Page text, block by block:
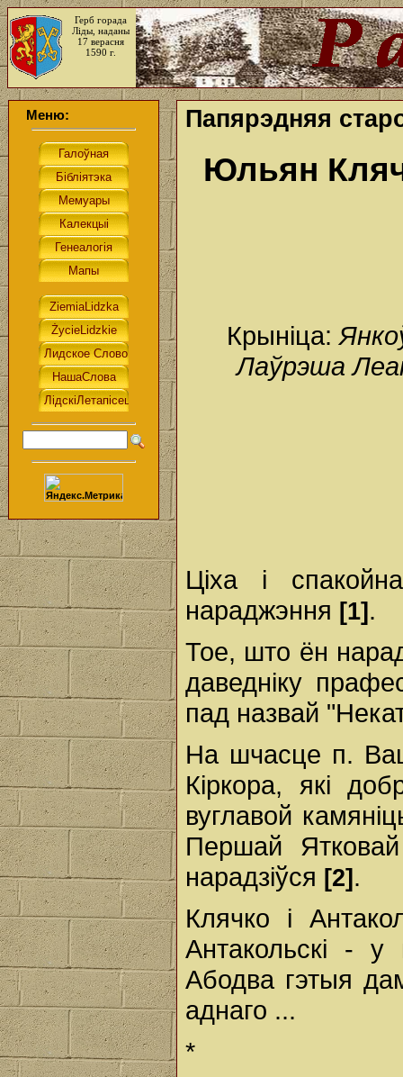
Герб горада
Ліды, наданы
17 верасня
1590 г.
Меню: Папярэдняя
Юльян
Крыніца:
Лаўрэша
Ціха і
нараджэння [1] .
Тое, што ён
даведніку
пад назвай
На шчасце п.
Кіркора, які
вуглавой
Першай
нарадзіўся [2] .
Клячко і
Антакольскі - у
Абодва гэтыя
аднаго ...
*